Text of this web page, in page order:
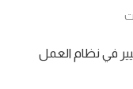
في نظام العمل